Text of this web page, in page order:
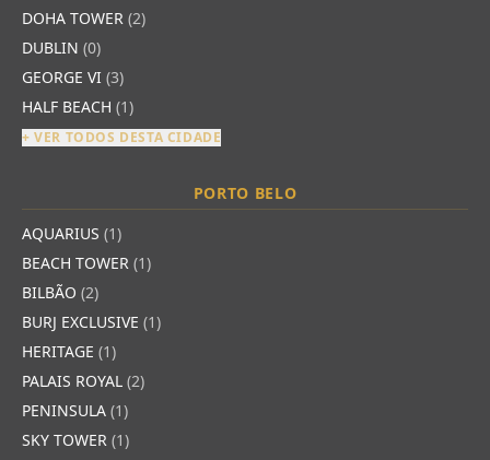
DOHA TOWER (2)
DUBLIN (0)
GEORGE VI (3)
HALF BEACH (1)
+ VER TODOS DESTA CIDADE
PORTO BELO
AQUARIUS (1)
BEACH TOWER (1)
BILBÃO (2)
BURJ EXCLUSIVE (1)
HERITAGE (1)
PALAIS ROYAL (2)
PENINSULA (1)
SKY TOWER (1)